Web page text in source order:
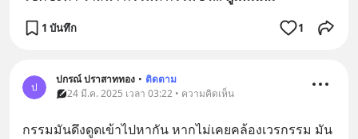
1 บันทึก 1
ป
ปกรณ์ ปราสาททอง • ติดตาม
24 มี.ค. 2025 เวลา 03:22 • ความคิดเห็น
กรรมมันดึงดูดเข้าไปหากัน หากไม่เคยคล้องเวรกรรม มัน